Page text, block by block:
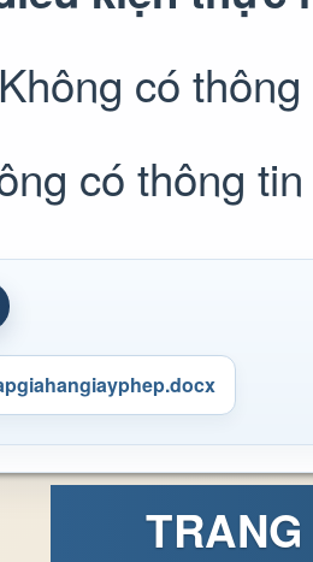
Không có
có thông tin